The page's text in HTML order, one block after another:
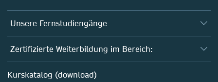
Unsere Fernstudiengänge
Fernstudium Biologie
Fernstudium B. Sc. Chemie
Fernstudium M. Sc. Biotechnologie
Zertifizierte Weiterbildung im Bereich:
AZAV-geförderte Weiterbildungskurse
Kurskatalog (download)